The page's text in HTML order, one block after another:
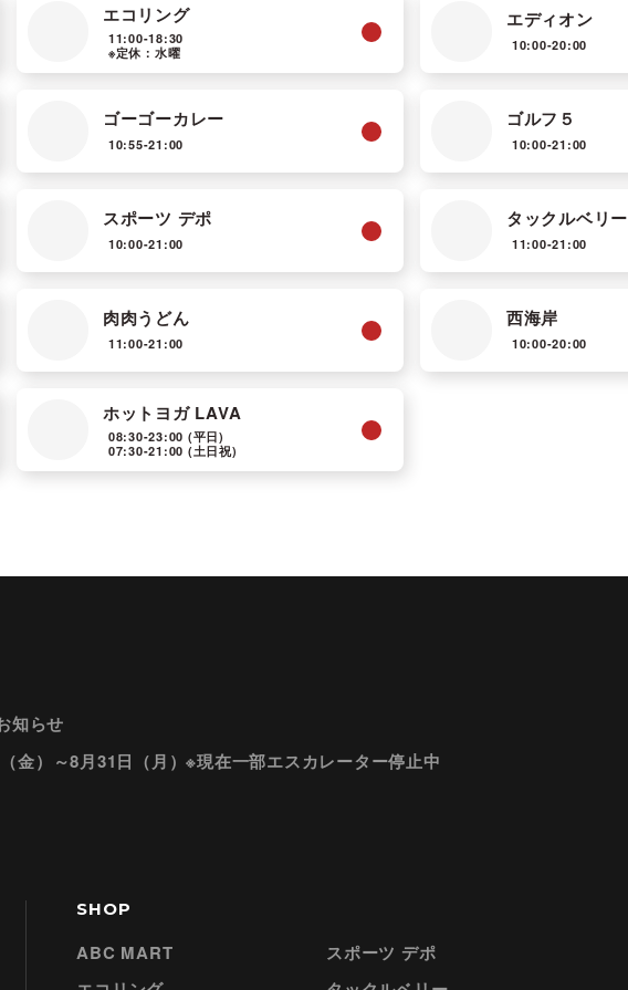
エコリング
11:00-18:30
※定休：水曜
エディオン
10:00-20:00
ゴーゴーカレー
10:55-21:00
ゴルフ５
10:00-21:00
スポーツ デポ
10:00-21:00
タックルベリー
11:00-21:00
肉肉うどん
11:00-21:00
西海岸
10:00-20:00
ホットヨガ LAVA
08:30-23:00 (平日)
07:30-21:00 (土日祝)
知らせ
金）～8月31日（月）※現在一部エスカレーター停止中
SHOP
ABC MART
スポーツ デポ